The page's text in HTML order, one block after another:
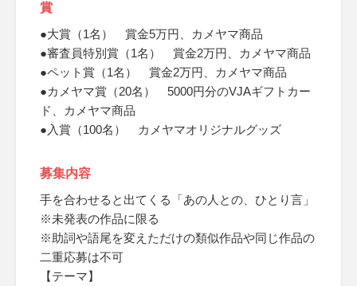
賞
●大賞（1名） 賞金5万円、カメヤマ商品
●審査員特別賞（1名） 賞金2万円、カメヤマ商品
●ペット賞（1名） 賞金2万円、カメヤマ商品
●カメヤマ賞（20名） 5000円分のVJAギフトカー
ド、カメヤマ商品
●入賞（100名） カメヤマオリジナルグッズ
募集内容
手を合わせると出てくる「あの人との、ひとり言」
※未発表の作品に限る
※助詞や語尾を変えただけの類似作品や同じ作品の
二重応募は不可
【テーマ】